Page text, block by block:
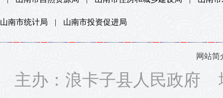
山南市统计局 | 山南市投资促进局
网站简
主办：浪卡子县人民政府